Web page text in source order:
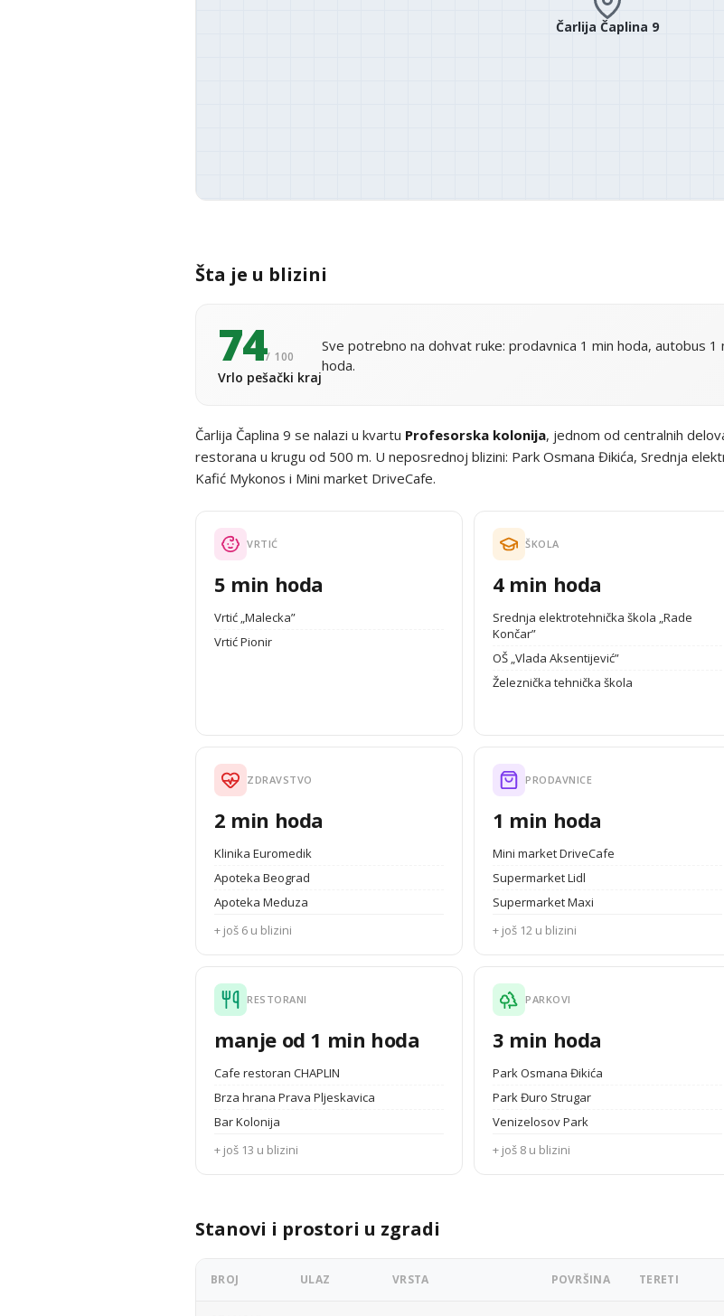
Čarlija Čaplina 9
Šta je u blizini
74/ 100
Vrlo pešački kraj
Sve potrebno na dohvat ruke: prodavnica 1 min hoda, autobus 1
hoda.
Čarlija Čaplina 9 se nalazi u kvartu Profesorska kolonija, jednom od centralnih
restorana u krugu od 500 m. U neposrednoj blizini: Park Osmana Đikića, Srednja
Kafić Mykonos i Mini market DriveCafe.
VRTIĆ
5 min hoda
Vrtić „Malecka”
Vrtić Pionir
ŠKOLA
4 min hoda
Srednja elektrotehnička škola „Rade
Končar”
OŠ „Vlada Aksentijević”
Železnička tehnička škola
ZDRAVSTVO
2 min hoda
Klinika Euromedik
Apoteka Beograd
Apoteka Meduza
+ još 6 u blizini
PRODAVNICE
1 min hoda
Mini market DriveCafe
Supermarket Lidl
Supermarket Maxi
+ još 12 u blizini
RESTORANI
manje od 1 min hoda
Cafe restoran CHAPLIN
Brza hrana Prava Pljeskavica
Bar Kolonija
+ još 13 u blizini
PARKOVI
3 min hoda
Park Osmana Đikića
Park Đuro Strugar
Venizelosov Park
+ još 8 u blizini
Stanovi i prostori u zgradi
BROJ ULAZ VRSTA POVRŠINA TERETI